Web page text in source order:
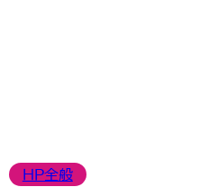
HP全般